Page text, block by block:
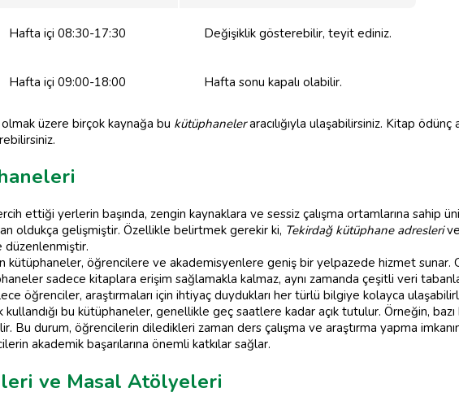
Hafta içi 08:30-17:30 Değişiklik gösterebilir, teyit ediniz.
Hafta içi 09:00-18:00 Hafta sonu kapalı olabilir.
üzere birçok kaynağa bu kütüphaneleraracılığıyla ulaşabilirsiniz. Kitap
ettiği yerlerin başında, zengin kaynaklara ve sessiz çalışma ortamlarına sahip
oldukça gelişmiştir. Özellikle belirtmek gerekir ki, Tekirdağ kütüphane adreslerive
düzenlenmiştir.
kütüphaneler, öğrencilere ve akademisyenlere geniş bir yelpazede hizmet sunar.
sadece kitaplara erişim sağlamakla kalmaz, aynı zamanda çeşitli veri
öğrenciler, araştırmaları için ihtiyaç duydukları her türlü bilgiye kolayca
bu kütüphaneler, genellikle geç saatlere kadar açık tutulur. Örneğin,
Bu durum, öğrencilerin diledikleri zaman ders çalışma ve araştırma yapma
akademik başarılarına önemli katkılar sağlar.
ve Masal Atölyeleri